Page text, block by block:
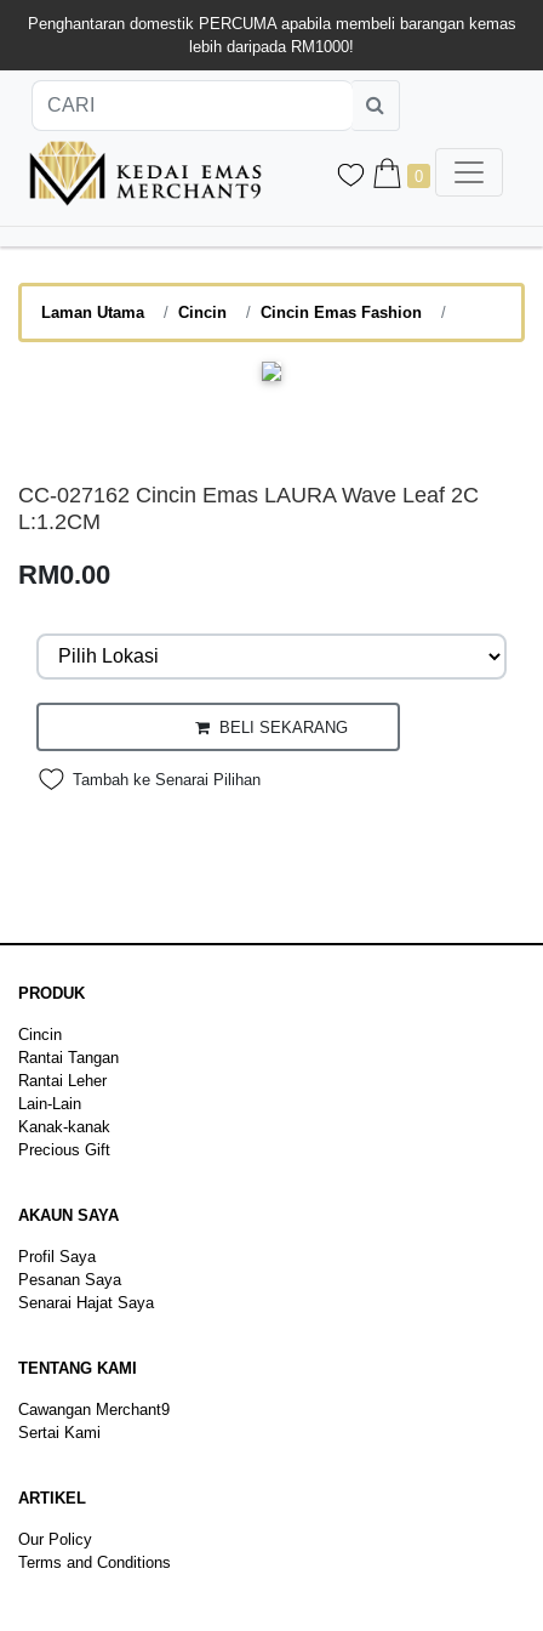
Penghantaran domestik PERCUMA apabila membeli barangan kemas
lebih daripada RM1000!
0
Laman Utama Cincin Cincin Emas Fashion
CC-027162 Cincin Emas LAURA Wave Leaf 2C
L:1.2CM
RM0.00
BELI SEKARANG
Tambah ke Senarai Pilihan
PRODUK
Cincin
Rantai Tangan
Rantai Leher
Lain-Lain
Kanak-kanak
Precious Gift
AKAUN SAYA
Profil Saya
Pesanan Saya
Senarai Hajat Saya
TENTANG KAMI
Cawangan Merchant9
Sertai Kami
ARTIKEL
Our Policy
Terms and Conditions